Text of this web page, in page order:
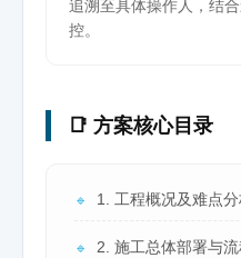
追溯至具体操作人，结
控。
📑 方案核心目录
🔹 1. 工程概况及难点
🔹 2. 施工总体部署与流